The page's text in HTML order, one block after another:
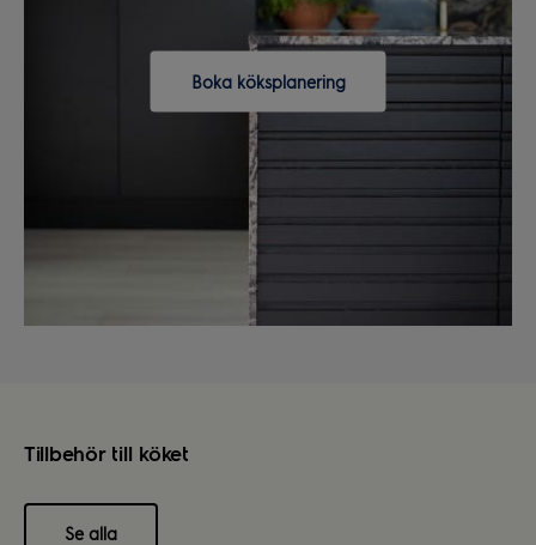
Boka köksplanering
Tillbehör till köket
Se alla